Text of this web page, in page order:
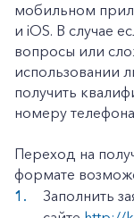
мобильном
и iOS. В случае
вопросы или
использовании
получить
номеру
Переход на
формате
Заполнить